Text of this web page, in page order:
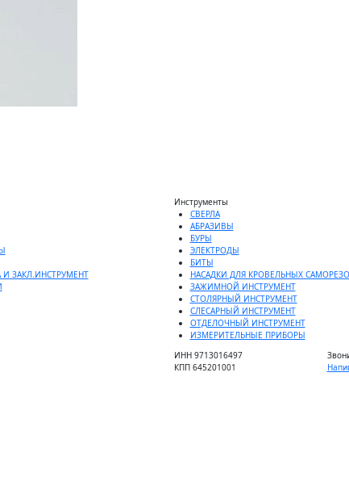
И ЗАКЛ.ИНСТРУМЕНТ
Инструменты
СВЕРЛА
АБРАЗИВЫ
БУРЫ
ЭЛЕКТРОДЫ
БИТЫ
НАСАДКИ ДЛЯ КРОВЕЛЬНЫХ
ЗАЖИМНОЙ ИНСТРУМЕНТ
СТОЛЯРНЫЙ ИНСТРУМЕНТ
СЛЕСАРНЫЙ ИНСТРУМЕНТ
ОТДЕЛОЧНЫЙ ИНСТРУМЕНТ
ИЗМЕРИТЕЛЬНЫЕ ПРИБОРЫ
ИНН 9713016497
КПП 645201001